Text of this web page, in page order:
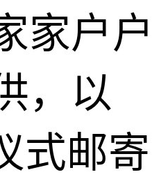
家户户
，以
式邮寄